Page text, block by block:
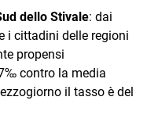
dello Stivale: dai
i cittadini delle regioni
propensi
contro la media
il tasso è del